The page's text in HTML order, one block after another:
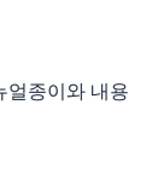
얼종이와 내용